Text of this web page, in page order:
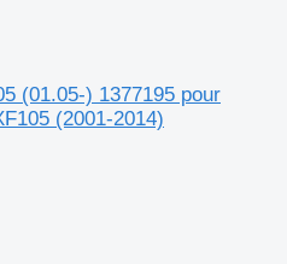
(01.05-) 1377195 pour
(2001-2014)